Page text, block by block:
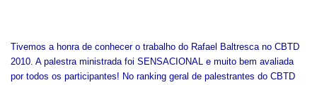
Tivemos a honra de conhecer o trabalho do Rafael Baltresca no CBTD
2010. A palestra ministrada foi SENSACIONAL e muito bem avaliada
por todos os participantes! No ranking geral de palestrantes do CBTD